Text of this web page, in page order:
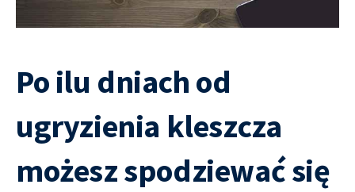
Po ilu dniach od
ugryzienia kleszcza
możesz spodziewać się